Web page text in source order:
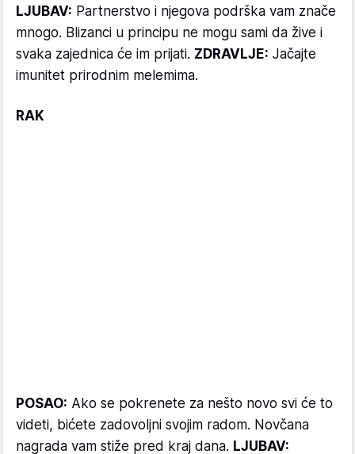
LJUBAV: Partnerstvo i njegova podrška vam znače
mnogo. Blizanci u principu ne mogu sami da žive i
svaka zajednica će im prijati. ZDRAVLJE: Jačajte
imunitet prirodnim melemima.
RAK
POSAO: Ako se pokrenete za nešto novo svi će to
videti, bićete zadovoljni svojim radom. Novčana
nagrada vam stiže pred kraj dana. LJUBAV: